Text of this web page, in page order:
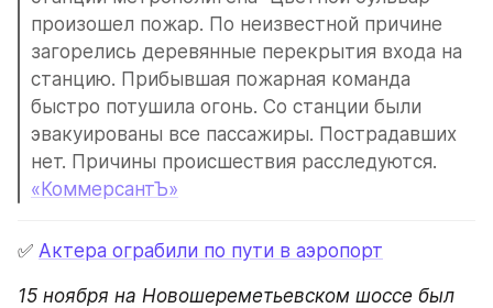
произошел пожар. По неизвестной причине
загорелись деревянные перекрытия входа на
станцию. Прибывшая пожарная команда
быстро потушила огонь. Со станции были
эвакуированы все пассажиры. Пострадавших
нет. Причины происшествия расследуются.
«КоммерсантЪ»
✅ Актера ограбили по пути в аэропорт
15 ноября на Новошереметьевском шоссе был